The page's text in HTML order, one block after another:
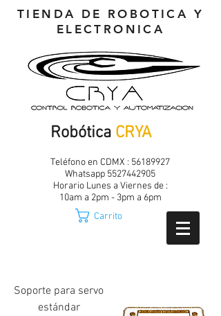
TIENDA DE ROBOTICA Y
ELECTRONICA
Robótica CRYA
Teléfono en CDMX : 56189927
Whatsapp 5527442905
Horario Lunes a Viernes de :
10am a 2pm - 3pm a 6pm
Carrito
Soporte para servo
estándar